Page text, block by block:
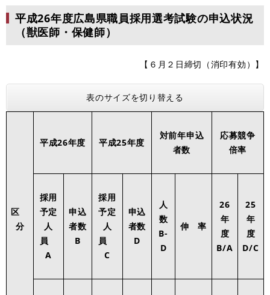
平成26年度広島県職員採用選考試験の申込状況
（獣医師・保健師）
【６月２日締切（消印有効）】
表のサイズを切り替える
区
分
平成26年度 平成25年度
対前年申込
者数
応募競争
倍率
採用
予定
人
員
A
申込
者数
B
採用
予定
人
員
C
申込
者数
D
人
数
B-
D
伸 率
26
年
度
B/A
25
年
度
D/C